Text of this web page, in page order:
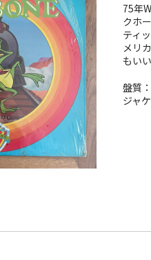
75年
クホ
ティ
メリ
もい
盤質
ジャ